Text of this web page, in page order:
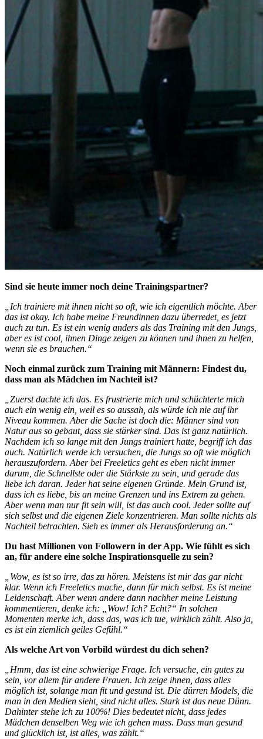
Sind sie heute immer noch deine Trainingspartner?
„Ich trainiere mit ihnen nicht so oft, wie ich eigentlich möchte. Aber
das ist okay. Ich habe meine Freundinnen dazu überredet, es jetzt
auch zu tun. Es ist ein wenig anders als das Training mit den Jungs,
aber es ist cool, ihnen Dinge zeigen zu können und ihnen zu helfen,
wenn sie es brauchen.“
Noch einmal zurück zum Training mit Männern: Findest du,
dass man als Mädchen im Nachteil ist?
„Zuerst dachte ich das. Es frustrierte mich und schüchterte mich
auch ein wenig ein, weil es so aussah, als würde ich nie auf ihr
Niveau kommen. Aber die Sache ist doch die: Männer sind von
Natur aus so gebaut, dass sie stärker sind. Das ist ganz natürlich.
Nachdem ich so lange mit den Jungs trainiert hatte, begriff ich das
auch. Natürlich werde ich versuchen, die Jungs so oft wie möglich
herauszufordern. Aber bei Freeletics geht es eben nicht immer
darum, die Schnellste oder die Stärkste zu sein, und gerade das
liebe ich daran. Jeder hat seine eigenen Gründe. Mein Grund ist,
dass ich es liebe, bis an meine Grenzen und ins Extrem zu gehen.
Aber wenn man nur fit sein will, ist das auch cool. Jeder sollte auf
sich selbst und die eigenen Ziele konzentrieren. Man sollte nichts als
Nachteil betrachten. Sieh es immer als Herausforderung an.“
Du hast Millionen von Followern in der App. Wie fühlt es sich
an, für andere eine solche Inspirationsquelle zu sein?
„Wow, es ist so irre, das zu hören. Meistens ist mir das gar nicht
klar. Wenn ich Freeletics mache, dann für mich selbst. Es ist meine
Leidenschaft. Aber wenn andere dann nachher meine Leistung
kommentieren, denke ich: „Wow! Ich? Echt?“ In solchen
Momenten merke ich, dass das, was ich tue, wirklich zählt. Also ja,
es ist ein ziemlich geiles Gefühl.“
Als welche Art von Vorbild würdest du dich sehen?
„Hmm, das ist eine schwierige Frage. Ich versuche, ein gutes zu
sein, vor allem für andere Frauen. Ich zeige ihnen, dass alles
möglich ist, solange man fit und gesund ist. Die dürren Models, die
man in den Medien sieht, sind nicht alles. Stark ist das neue Dünn.
Dahinter stehe ich zu 100%! Dies bedeutet nicht, dass jedes
Mädchen denselben Weg wie ich gehen muss. Dass man gesund
und glücklich ist, ist alles, was zählt.“